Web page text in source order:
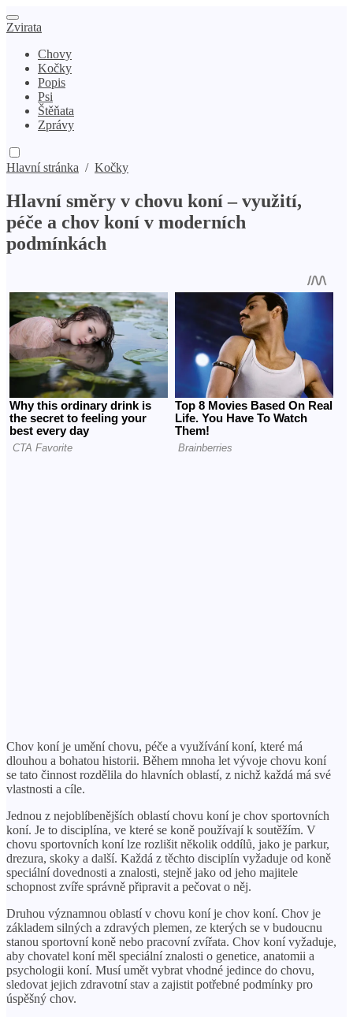
Zvirata
Chovy
Kočky
Popis
Psi
Štěňata
Zprávy
Hlavní stránka / Kočky
Hlavní směry v chovu koní – využití,
péče a chov koní v moderních
podmínkách
Chov koní je umění chovu, péče a využívání koní, které má
dlouhou a bohatou historii. Během mnoha let vývoje chovu koní
se tato činnost rozdělila do hlavních oblastí, z nichž každá má své
vlastnosti a cíle.
Jednou z nejoblíbenějších oblastí chovu koní je chov sportovních
koní. Je to disciplína, ve které se koně používají k soutěžím. V
chovu sportovních koní lze rozlišit několik oddílů, jako je parkur,
drezura, skoky a další. Každá z těchto disciplín vyžaduje od koně
speciální dovednosti a znalosti, stejně jako od jeho majitele
schopnost zvíře správně připravit a pečovat o něj.
Druhou významnou oblastí v chovu koní je chov koní. Chov je
základem silných a zdravých plemen, ze kterých se v budoucnu
stanou sportovní koně nebo pracovní zvířata. Chov koní vyžaduje,
aby chovatel koní měl speciální znalosti o genetice, anatomii a
psychologii koní. Musí umět vybrat vhodné jedince do chovu,
sledovat jejich zdravotní stav a zajistit potřebné podmínky pro
úspěšný chov.